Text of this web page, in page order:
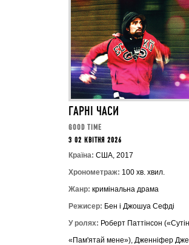
ГАРНІ ЧАСИ
GOOD TIME
З 02 КВІТНЯ 2026
Країна: США, 2017
Хронометраж: 100 хв. хвил.
Жанр: кримінальна драма
Режисер: Бен і Джошуа Сефді
У ролях: Роберт Паттінсон
«Пам'ятай мене»), Дженніфер